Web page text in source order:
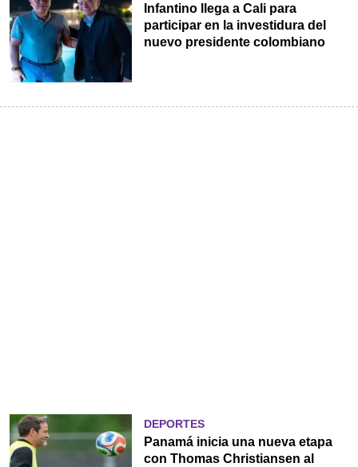
Infantino llega a Cali para
participar en la investidura del
nuevo presidente colombiano
DEPORTES
Panamá inicia una nueva etapa
con Thomas Christiansen al